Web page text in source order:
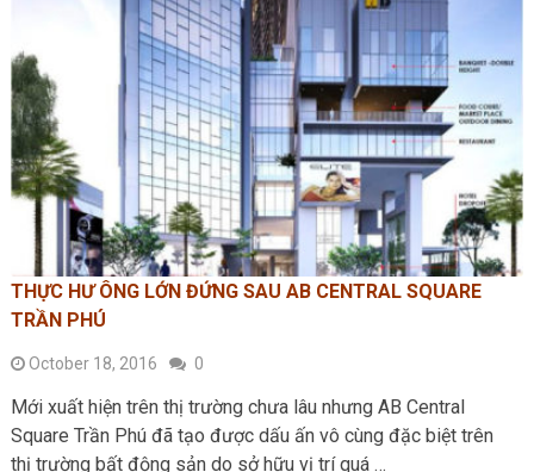
THỰC HƯ ÔNG LỚN ĐỨNG SAU AB CENTRAL SQUARE
TRẦN PHÚ
October 18, 2016 0
Mới xuất hiện trên thị trường chưa lâu nhưng AB Central
Square Trần Phú đã tạo được dấu ấn vô cùng đặc biệt trên
thị trường bất động sản do sở hữu vị trí quá …